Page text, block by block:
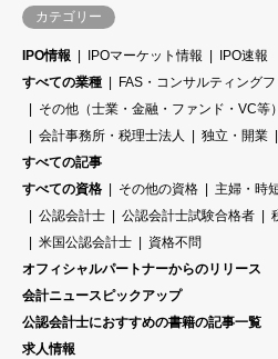
カテゴリー
IPO情報 IPOマーケット情報
IPO速報
すべての業種
FAS・コンサルティング
その他（士業・金融・ファンド・VC等）
会計事務所・税理士法人
独立・開業
すべての記事
すべての資格
その他の資格
主婦・時
公認会計士
公認会計士試験合格者
米国公認会計士
資格不問
オフィシャルパートナーからのリリース
会計ニュースピックアップ
公認会計士におすすめの書籍の記事一覧
求人情報